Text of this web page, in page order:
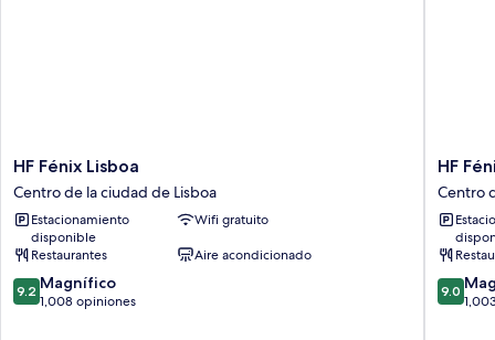
HF
Fénix
Lisboa
Centro
la
ciudad
de
HF Fénix Lisboa
Centro de la ciudad de Lisboa
Estacionamiento
disponible
Wifi gratuito
Restaurantes
Aire acondicionado
9.2
de
9.2 Magnífico
1,008 opiniones
HF
Fénix
Urban
Centro
la
ciudad
de
HF
Centro
9.0
de
9.0